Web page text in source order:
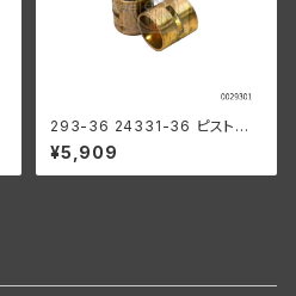
293-36 24331-36 ピストン
ピンブッシング 2個組
¥5,909